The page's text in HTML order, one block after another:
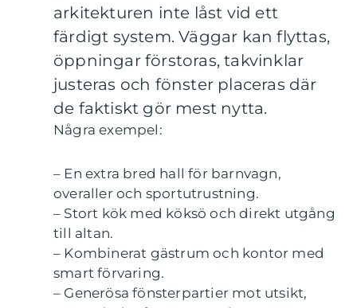
arkitekturen inte låst vid ett
färdigt system. Väggar kan flyttas,
öppningar förstoras, takvinklar
justeras och fönster placeras där
de faktiskt gör mest nytta.
Några exempel:
– En extra bred hall för barnvagn,
overaller och sportutrustning.
– Stort kök med köksö och direkt utgång
till altan.
– Kombinerat gästrum och kontor med
smart förvaring.
– Generösa fönsterpartier mot utsikt,